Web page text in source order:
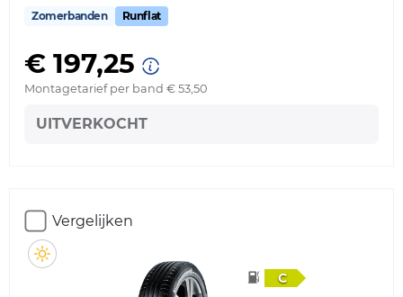
Zomerbanden Runflat
€ 197,25
Montagetarief per band € 53,50
UITVERKOCHT
Vergelijken
C